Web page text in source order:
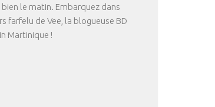
le matin. Embarquez dans
farfelu de Vee, la blogueuse BD
Martinique !